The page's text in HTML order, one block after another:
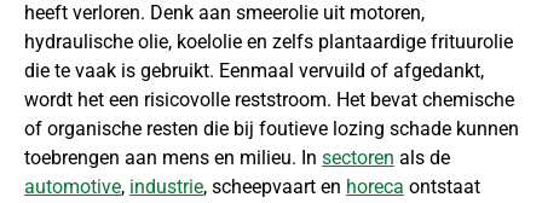
heeft verloren. Denk aan smeerolie uit motoren,
hydraulische olie, koelolie en zelfs plantaardige frituurolie
die te vaak is gebruikt. Eenmaal vervuild of afgedankt,
wordt het een risicovolle reststroom. Het bevat chemische
of organische resten die bij foutieve lozing schade kunnen
toebrengen aan mens en milieu. In sectoren als de
automotive, industrie, scheepvaart en horeca ontstaat